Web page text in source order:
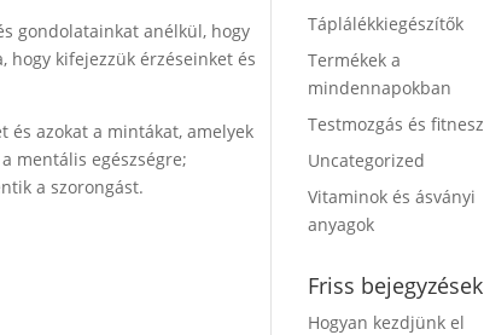
gondolatainkat anélkül, hogy
hogy kifejezzük érzéseinket és
és azokat a mintákat, amelyek
mentális egészségre;
a szorongást.
Táplálékkiegészítők
Termékek a
mindennapokban
Testmozgás és fitnesz
Uncategorized
Vitaminok és ásványi
anyagok
Friss bejegyzések
Hogyan kezdjünk el